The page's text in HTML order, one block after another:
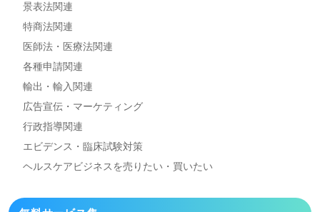
景表法関連
特商法関連
医師法・医療法関連
各種申請関連
輸出・輸入関連
広告宣伝・マーケティング
行政指導関連
エビデンス・臨床試験対策
ヘルスケアビジネスを売りたい・買いたい